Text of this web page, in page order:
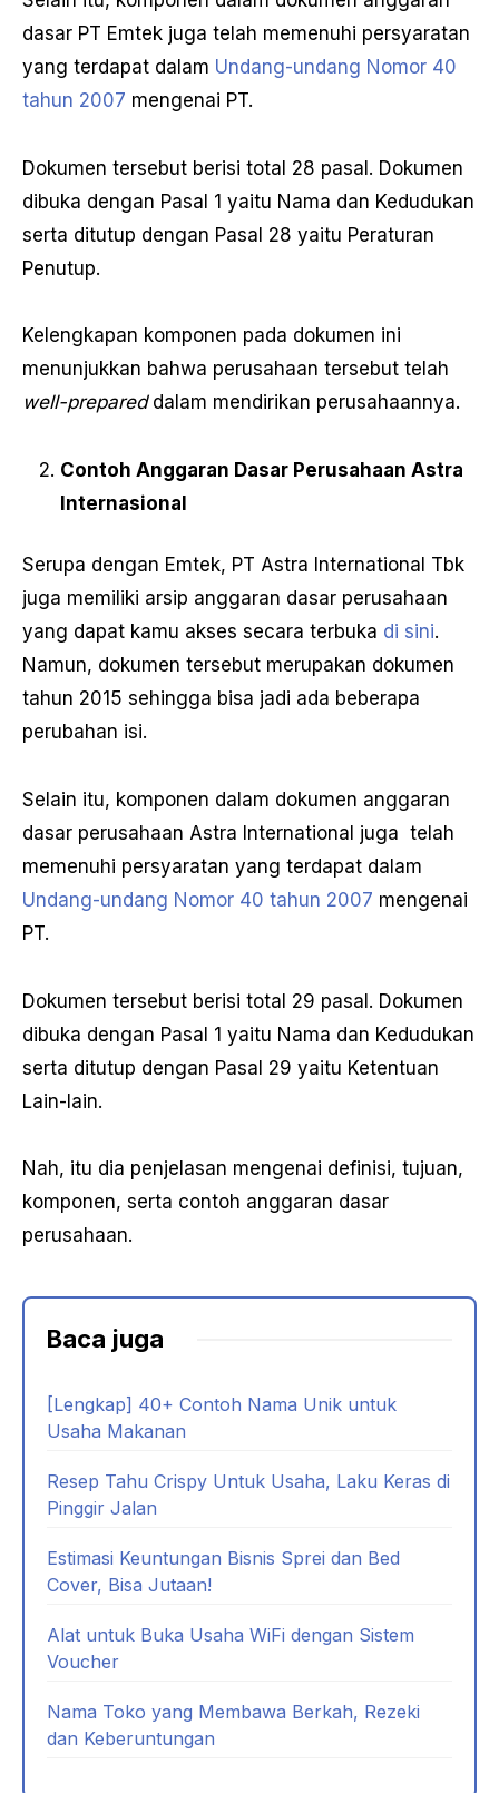
dasar PT Emtek juga telah memenuhi persyaratan
yang terdapat dalam Undang-undang Nomor 40
tahun 2007 mengenai PT.
Dokumen tersebut berisi total 28 pasal. Dokumen
dibuka dengan Pasal 1 yaitu Nama dan Kedudukan
serta ditutup dengan Pasal 28 yaitu Peraturan
Penutup.
Kelengkapan komponen pada dokumen ini
menunjukkan bahwa perusahaan tersebut telah
well-prepared dalam mendirikan perusahaannya.
Contoh Anggaran Dasar Perusahaan Astra
Internasional
Serupa dengan Emtek, PT Astra International Tbk
juga memiliki arsip anggaran dasar perusahaan
yang dapat kamu akses secara terbuka di sini.
Namun, dokumen tersebut merupakan dokumen
tahun 2015 sehingga bisa jadi ada beberapa
perubahan isi.
Selain itu, komponen dalam dokumen anggaran
dasar perusahaan Astra International juga telah
memenuhi persyaratan yang terdapat dalam
Undang-undang Nomor 40 tahun 2007 mengenai
PT.
Dokumen tersebut berisi total 29 pasal. Dokumen
dibuka dengan Pasal 1 yaitu Nama dan Kedudukan
serta ditutup dengan Pasal 29 yaitu Ketentuan
Lain-lain.
Nah, itu dia penjelasan mengenai definisi, tujuan,
komponen, serta contoh anggaran dasar
perusahaan.
Baca juga
[Lengkap] 40+ Contoh Nama Unik untuk
Usaha Makanan
Resep Tahu Crispy Untuk Usaha, Laku Keras di
Pinggir Jalan
Estimasi Keuntungan Bisnis Sprei dan Bed
Cover, Bisa Jutaan!
Alat untuk Buka Usaha WiFi dengan Sistem
Voucher
Nama Toko yang Membawa Berkah, Rezeki
dan Keberuntungan